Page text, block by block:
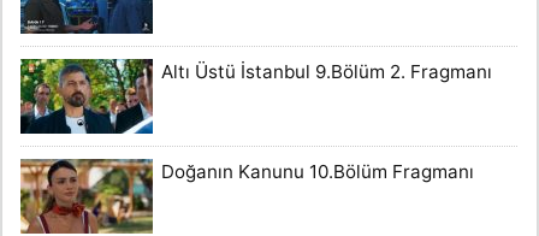
Altı Üstü İstanbul 9.Bölüm 2. Fragmanı
Doğanın Kanunu 10.Bölüm Fragmanı